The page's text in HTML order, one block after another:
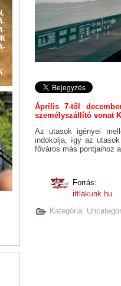
Április 7-től
személyszállító vonat
Az utasok igényei
indokolja, így az
főváros más pontjaihoz
Forrás:
ittlakunk.hu
Kategória: